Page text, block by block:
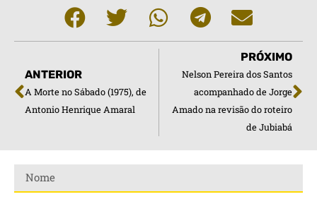
ANTERIOR
A Morte no Sábado (1975), de
Antonio Henrique Amaral
PRÓXIMO
Nelson Pereira dos Santos
acompanhado de Jorge
Amado na revisão do roteiro
de Jubiabá